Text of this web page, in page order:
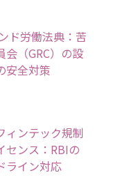
ド労働法典：苦
会（GRC）の設
安全対策
ィンテック規制
センス：RBIの
ライン対応